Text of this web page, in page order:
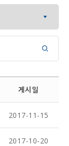
게시일
2017-11-15
2017-10-20